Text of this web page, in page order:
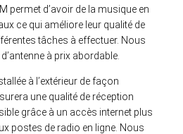
permet d’avoir de la musique en
ce qui améliore leur qualité de
tâches à effectuer. Nous
à prix abordable.
à l’extérieur de façon
une qualité de réception
grâce à un accès internet plus
postes de radio en ligne. Nous